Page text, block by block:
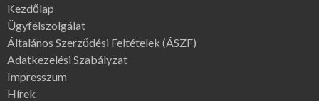
Kezdőlap
Ügyfélszolgálat
Általános Szerződési Feltételek (ÁSZF)
Adatkezelési Szabályzat
Impresszum
Hírek